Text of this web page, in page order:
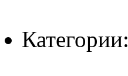
Категории: